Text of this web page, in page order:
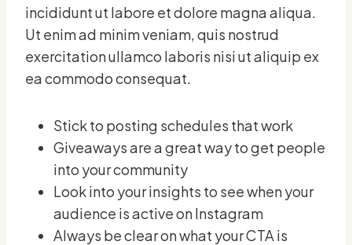
incididunt ut labore et dolore magna aliqua.
Ut enim ad minim veniam, quis nostrud
exercitation ullamco laboris nisi ut aliquip ex
ea commodo consequat.
Stick to posting schedules that work
Giveaways are a great way to get people
into your community
Look into your insights to see when your
audience is active on Instagram
Always be clear on what your CTA is